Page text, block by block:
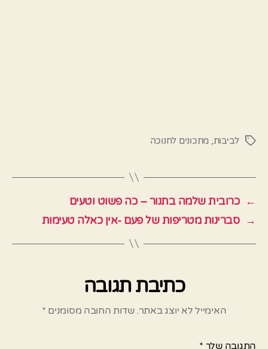
תגיותלביבות, מתכונים לחנוכה
← כרובית שלמה בתנור – כה פשוט וטעים
→ סברינות מטריפות של פעם -אין כאלה טעימות
כתיבת תגובה
האימייל לא יוצג באתר. שדות החובה מסומנים *
התגובה שלך *